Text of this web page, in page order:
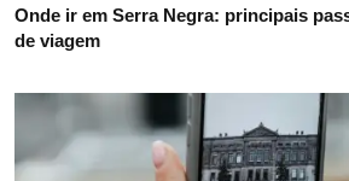
Onde ir em Serra Negra: principais
de viagem